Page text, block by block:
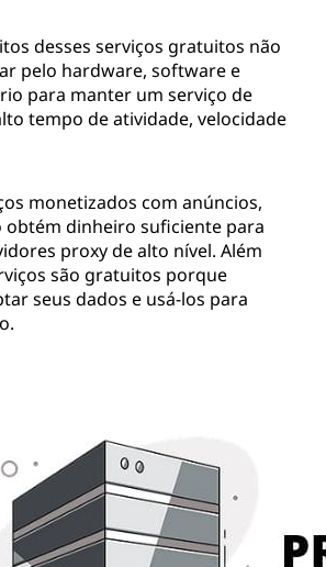
desses serviços gratuitos não
pelo hardware, software e
para manter um serviço de
tempo de atividade, velocidade
monetizados com anúncios,
obtém dinheiro suficiente para
proxy de alto nível. Além
são gratuitos porque
seus dados e usá-los para